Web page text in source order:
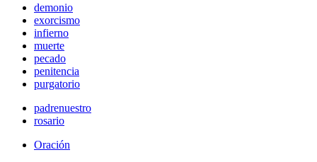
demonio
exorcismo
infierno
muerte
pecado
penitencia
purgatorio
padrenuestro
rosario
Oración